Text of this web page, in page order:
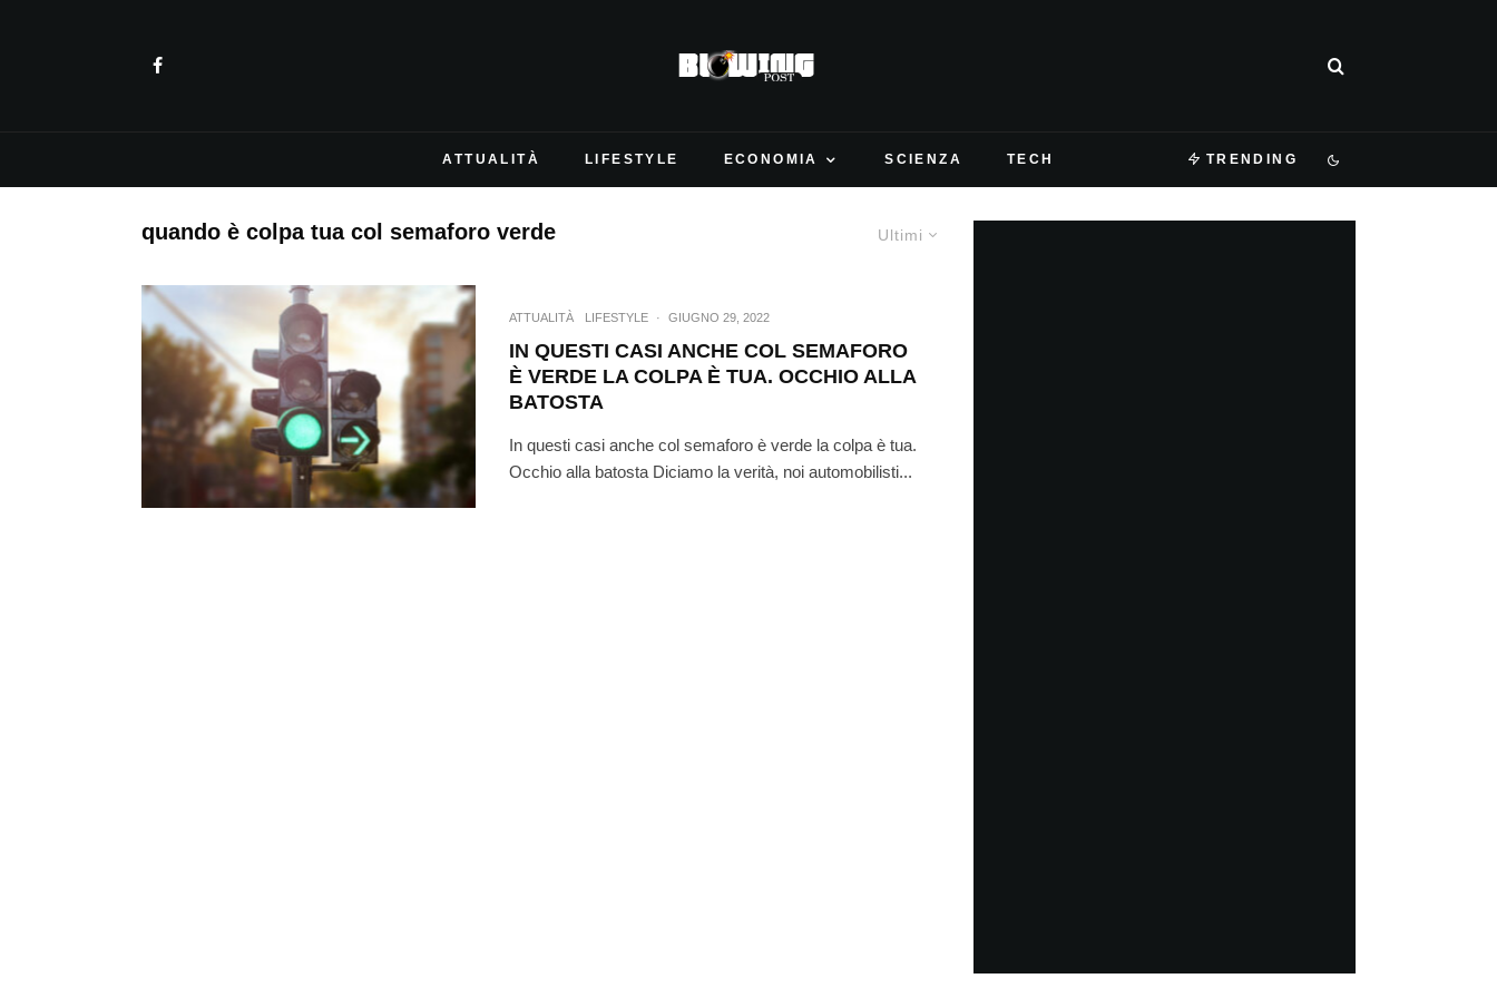
ATTUALITÀ LIFESTYLE ECONOMIA SCIENZA TECH TRENDING
Ultimi
quando è colpa tua col semaforo verde
ATTUALITÀ LIFESTYLE · GIUGNO 29, 2022
IN QUESTI CASI ANCHE COL SEMAFORO
È VERDE LA COLPA È TUA. OCCHIO ALLA
BATOSTA
In questi casi anche col semaforo è verde la colpa è tua.
Occhio alla batosta Diciamo la verità, noi automobilisti...